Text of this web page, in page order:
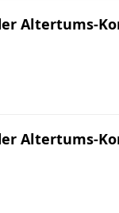
Altertums-
Altertums-